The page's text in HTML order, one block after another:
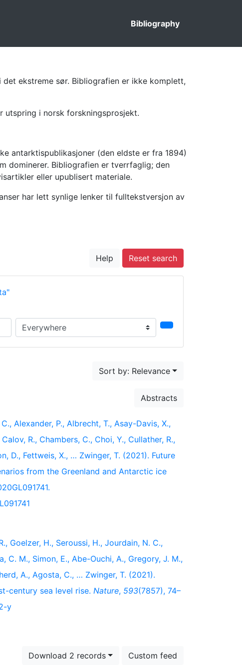
Bibliography
ekstreme sør. Bibliografien er ikke komplett,
utspring i norsk forskningsprosjekt.
antarktispublikasjoner (den eldste er fra 1894)
dominerer. Bibliografien er tverrfaglig; den
eller upublisert materiale.
har lett synlige lenker til fulltekstversjon av
Help Reset search
Search in...
Sort by: Relevance
Abstracts
Alexander, P., Albrecht, T., Asay-Davis, X.,
R., Chambers, C., Choi, Y., Cullather, R.,
D., Fettweis, X., … Zwinger, T. (2021). Future
from the Greenland and Antarctic ice
Goelzer, H., Seroussi, H., Jourdain, N. C.,
C. M., Simon, E., Abe-Ouchi, A., Gregory, J. M.,
A., Agosta, C., … Zwinger, T. (2021).
century sea level rise. Nature, 593(7857), 74–
y
Download 2 records Custom feed